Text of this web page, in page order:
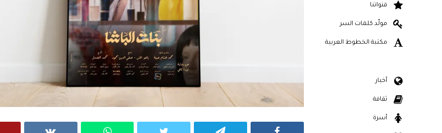
قنواتنا
مولّد كلمات السر
مكتبة الخطوط العربية
أخبار
ثقافة
أسرة